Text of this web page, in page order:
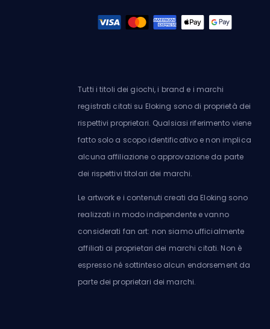
Tutti i titoli dei giochi, i brand e i marchi
registrati citati su Eloking sono di proprietà dei
rispettivi proprietari. Qualsiasi riferimento viene
fatto solo a scopo identificativo e non implica
alcuna affiliazione o approvazione da parte
dei rispettivi titolari dei marchi.
Le artwork e i contenuti creati da Eloking sono
realizzati in modo indipendente e vanno
considerati fan art: non siamo ufficialmente
affiliati ai proprietari dei marchi citati. Non è
espresso né sottinteso alcun endorsement da
parte dei proprietari dei marchi.